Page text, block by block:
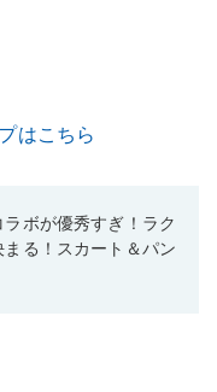
はこちら
ボが優秀すぎ！ラク
る！スカート＆パン